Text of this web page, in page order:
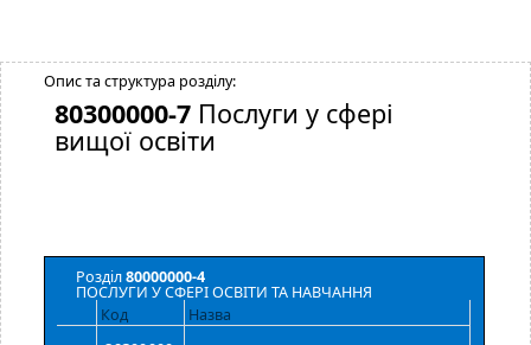
Опис та структура розділу:
80300000-7 Послуги у сфері
вищої освіти
Розділ80000000-4
ПОСЛУГИ У СФЕРІ ОСВІТИ ТА НАВЧАННЯ
Код
Назва